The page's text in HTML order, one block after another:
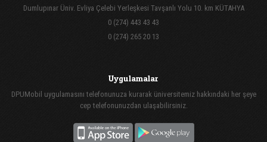
Dumlupınar Üniv. Evliya Çelebi Yerleşkesi Tavşanlı Yolu 10. km KÜTAHYA
0 (274) 443 43 43
0 (274) 265 20 13
Uygulamalar
DPUMobil uygulamasını telefonunuza kurarak üniversitemiz hakkındaki her şeye
cep telefonunuzdan ulaşabilirsiniz.